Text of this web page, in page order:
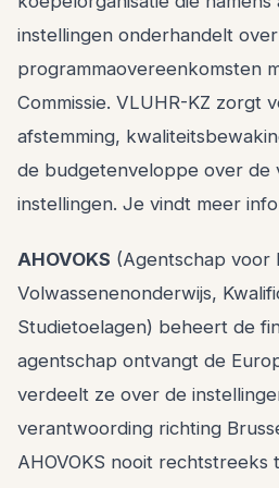
instellingen onderhandelt
programmaovereenkomsten
Commissie. VLUHR-KZ zorgt
afstemming,
de budgetenveloppe over de
instellingen. Je vindt meer
AHOVOKS (Agentschap voor
Volwassenenonderwijs,
Studietoelagen) beheert de
agentschap ontvangt de
verdeelt ze over de
verantwoording richting
AHOVOKS nooit rechtstreeks